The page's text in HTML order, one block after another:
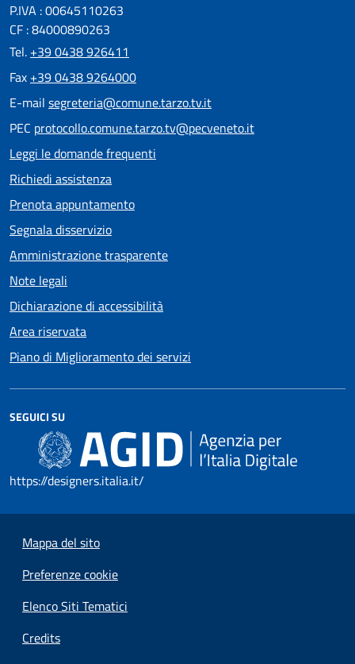
P.IVA : 00645110263
CF : 84000890263
Tel. +39 0438 926411
Fax +39 0438 9264000
E-mail segreteria@comune.tarzo.tv.it
PEC protocollo.comune.tarzo.tv@pecveneto.it
Leggi le domande frequenti
Richiedi assistenza
Prenota appuntamento
Segnala disservizio
Amministrazione trasparente
Note legali
Dichiarazione di accessibilità
Area riservata
Piano di Miglioramento dei servizi
SEGUICI SU
https://designers.italia.it/
Mappa del sito
Preferenze cookie
Elenco Siti Tematici
Credits